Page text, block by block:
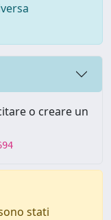
o creare un
stati